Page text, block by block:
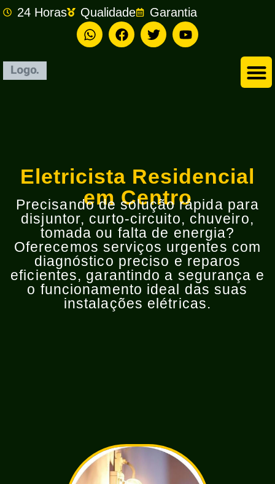
24 Horas Qualidade Garantia
Eletricista Residencial
em Centro
Precisando de solução rápida para
disjuntor, curto-circuito, chuveiro,
tomada ou falta de energia?
Oferecemos serviços urgentes com
diagnóstico preciso e reparos
eficientes, garantindo a segurança e
o funcionamento ideal das suas
instalações elétricas.